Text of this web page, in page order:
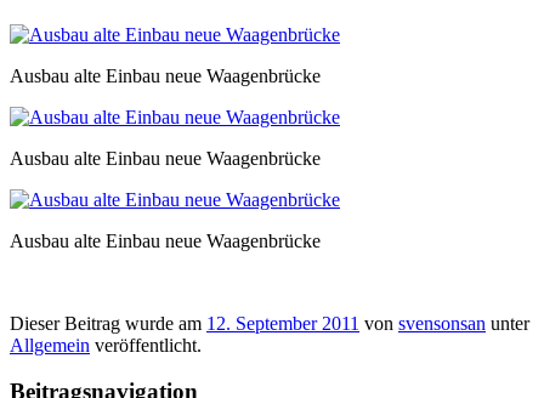
Ausbau alte Einbau neue Waagenbrücke
Ausbau alte Einbau neue Waagenbrücke
Ausbau alte Einbau neue Waagenbrücke
Dieser Beitrag wurde am 12. September 2011 von svensonsan unter
Allgemein veröffentlicht.
Beitragsnavigation